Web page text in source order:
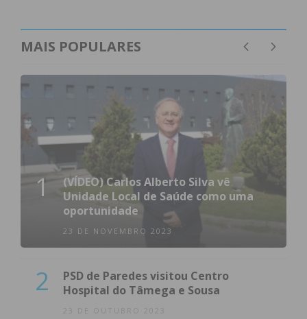
MAIS POPULARES
1
(VÍDEO) Carlos Alberto Silva vê
Unidade Local de Saúde como uma
oportunidade
23 DE NOVEMBRO 2023
2
PSD de Paredes visitou Centro
Hospital do Tâmega e Sousa
23 DE OUTUBRO 2023